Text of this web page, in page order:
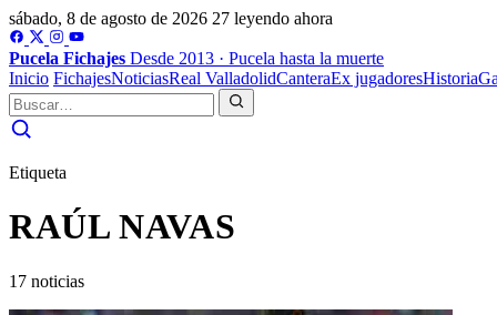
sábado, 8 de agosto de 2026 27 leyendo ahora
Pucela Fichajes Desde 2013 · Pucela hasta la muerte
Inicio FichajesNoticiasReal ValladolidCanteraEx jugadoresHistoria
Etiqueta
RAÚL NAVAS
17 noticias